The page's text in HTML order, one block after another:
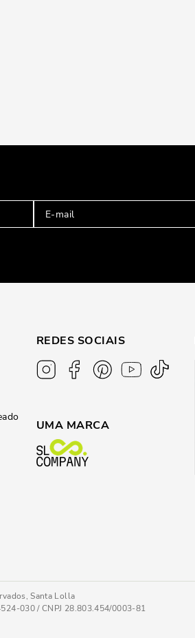
REDES SOCIAIS
UMA MARCA
Santa Lolla
030 / CNPJ 28.803.454/0003-81